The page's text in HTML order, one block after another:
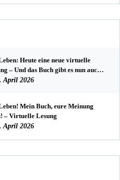
Heute eine neue virtuelle
– Und das Buch gibt es nun auch
Bredstedter Stadtbuchhandlung
April 2026
Mein Buch, eure Meinung
– Virtuelle Lesung
April 2026